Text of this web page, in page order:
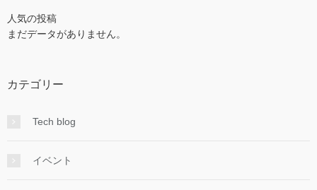
人気の投稿
まだデータがありません。
カテゴリー
Tech blog
イベント